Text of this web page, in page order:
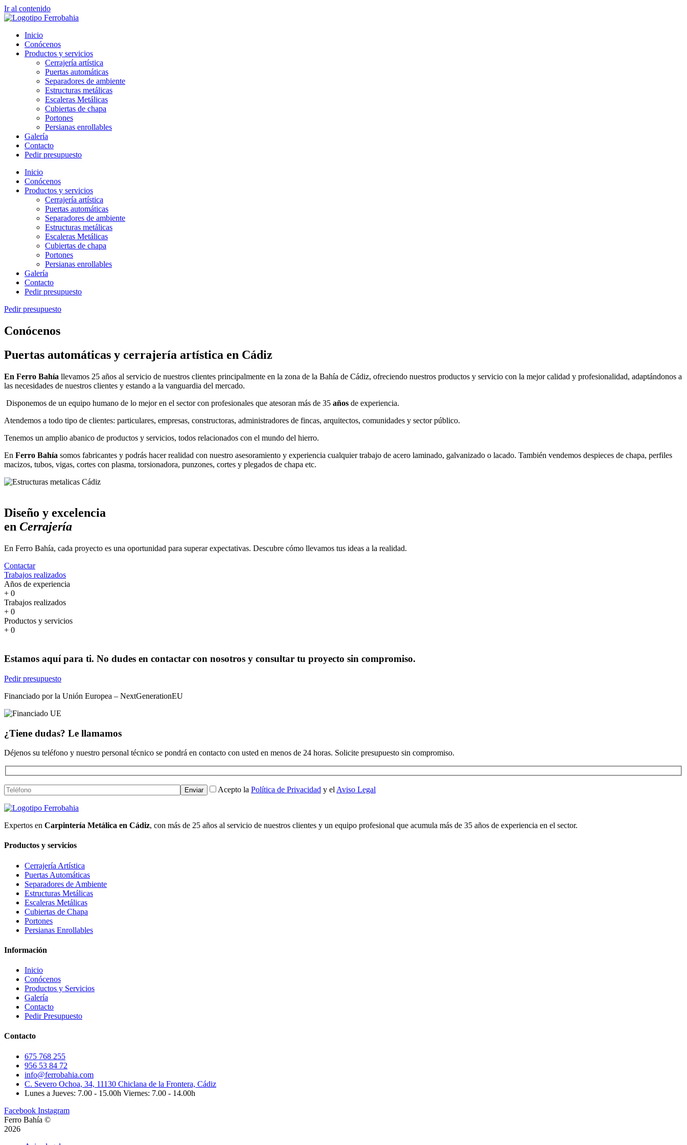
Ir al contenido
Inicio
Conócenos
Productos y servicios
Cerrajería artística
Puertas automáticas
Separadores de ambiente
Estructuras metálicas
Escaleras Metálicas
Cubiertas de chapa
Portones
Persianas enrollables
Galería
Contacto
Pedir presupuesto
Inicio
Conócenos
Productos y servicios
Cerrajería artística
Puertas automáticas
Separadores de ambiente
Estructuras metálicas
Escaleras Metálicas
Cubiertas de chapa
Portones
Persianas enrollables
Galería
Contacto
Pedir presupuesto
Pedir presupuesto
Conócenos
Puertas automáticas y cerrajería artística en Cádiz
En Ferro Bahía llevamos 25 años al servicio de nuestros clientes principalmente en la zona de la Bahía de Cádiz, ofreciendo nuestros productos y servicio con la mejor calidad y profesionalidad, adaptándonos a
las necesidades de nuestros clientes y estando a la vanguardia del mercado.
Disponemos de un equipo humano de lo mejor en el sector con profesionales que atesoran más de 35 años de experiencia.
Atendemos a todo tipo de clientes: particulares, empresas, constructoras, administradores de fincas, arquitectos, comunidades y sector público.
Tenemos un amplio abanico de productos y servicios, todos relacionados con el mundo del hierro.
En Ferro Bahía somos fabricantes y podrás hacer realidad con nuestro asesoramiento y experiencia cualquier trabajo de acero laminado, galvanizado o lacado. También vendemos despieces de chapa, perfiles
macizos, tubos, vigas, cortes con plasma, torsionadora, punzones, cortes y plegados de chapa etc.
Diseño y excelencia
en Cerrajería
En Ferro Bahía, cada proyecto es una oportunidad para superar expectativas. Descubre cómo llevamos tus ideas a la realidad.
Contactar
Trabajos realizados
Años de experiencia
+ 0
Trabajos realizados
+ 0
Productos y servicios
+ 0
Estamos aquí para ti. No dudes en contactar con nosotros y consultar tu proyecto sin compromiso.
Pedir presupuesto
Financiado por la Unión Europea – NextGenerationEU
¿Tiene dudas? Le llamamos
Déjenos su teléfono y nuestro personal técnico se pondrá en contacto con usted en menos de 24 horas. Solicite presupuesto sin compromiso.
Acepto la Política de Privacidad y el Aviso Legal
Expertos en Carpintería Metálica en Cádiz, con más de 25 años al servicio de nuestros clientes y un equipo profesional que acumula más de 35 años de experiencia en el sector.
Productos y servicios
Cerrajería Artística
Puertas Automáticas
Separadores de Ambiente
Estructuras Metálicas
Escaleras Metálicas
Cubiertas de Chapa
Portones
Persianas Enrollables
Información
Inicio
Conócenos
Productos y Servicios
Galería
Contacto
Pedir Presupuesto
Contacto
675 768 255
956 53 84 72
info@ferrobahia.com
C. Severo Ochoa, 34, 11130 Chiclana de la Frontera, Cádiz
Lunes a Jueves: 7.00 - 15.00h Viernes: 7.00 - 14.00h
Facebook Instagram
Ferro Bahía ©
2026